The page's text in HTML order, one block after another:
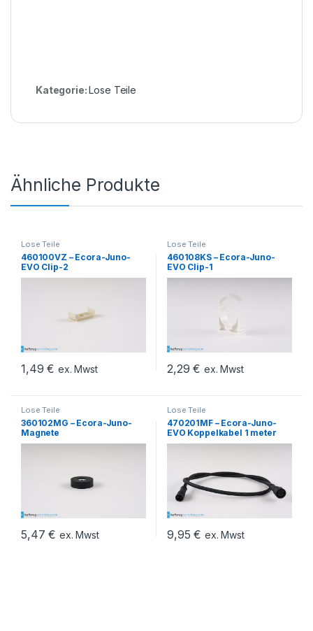
Kategorie:Lose Teile
Ähnliche Produkte
Lose Teile
460100VZ – Ecora-Juno-
EVO Clip-2
1,49€ ex. Mwst
Lose Teile
460108KS – Ecora-Juno-
EVO Clip-1
2,29€ ex. Mwst
Lose Teile
360102MG – Ecora-Juno-
Magnete
5,47€ ex. Mwst
Lose Teile
470201MF – Ecora-Juno-
EVO Koppelkabel 1 meter
9,95€ ex. Mwst